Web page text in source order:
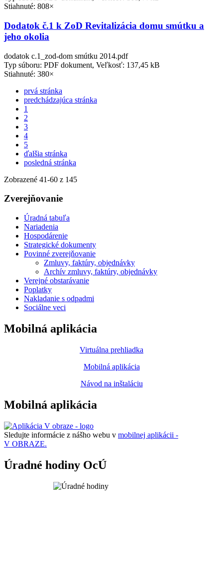
Stiahnuté: 808×
Dodatok č.1 k ZoD Revitalizácia domu smútku a
jeho okolia
dodatok c.1_zod-dom smútku 2014.pdf
Typ súboru: PDF dokument, Veľkosť: 137,45 kB
Stiahnuté: 380×
prvá stránka
predchádzajúca stránka
1
2
3
4
5
ďalšia stránka
posledná stránka
Zobrazené 41-60 z 145
Zverejňovanie
Úradná tabuľa
Nariadenia
Hospodárenie
Strategické dokumenty
Povinné zverejňovanie
Zmluvy, faktúry, objednávky
Archív zmluvy, faktúry, objednávky
Verejné obstarávanie
Poplatky
Nakladanie s odpadmi
Sociálne veci
Mobilná aplikácia
Virtuálna prehliadka
Mobilná aplikácia
Návod na inštaláciu
Mobilná aplikácia
Sledujte informácie z nášho webu v mobilnej aplikácii -
V OBRAZE.
Úradné hodiny OcÚ